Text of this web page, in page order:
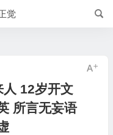
觉
12岁开文
所言无妄语